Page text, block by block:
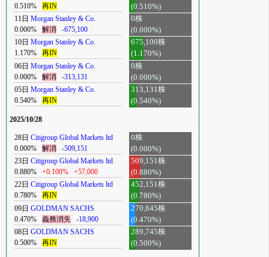
0.510%
再IN
(0.510%)
11日 Morgan Stanley & Co.
0.000%
解消 -675,100
0株
(0.000%)
10日 Morgan Stanley & Co.
1.170%
再IN
675,100株
(1.170%)
06日 Morgan Stanley & Co.
0.000%
解消 -313,131
0株
(0.000%)
05日 Morgan Stanley & Co.
0.540%
再IN
313,131株
(0.540%)
2025/10/28
28日 Citigroup Global Markets ltd
0.000%
解消 -509,151
0株
(0.000%)
23日 Citigroup Global Markets ltd
0.880%
+0.100% +57,000
509,151株
(0.880%)
22日 Citigroup Global Markets ltd
0.780%
再IN
452,151株
(0.780%)
09日 GOLDMAN SACHS
0.470%
義務消失 -18,900
270,845株
(0.470%)
08日 GOLDMAN SACHS
0.500%
再IN
289,745株
(0.500%)